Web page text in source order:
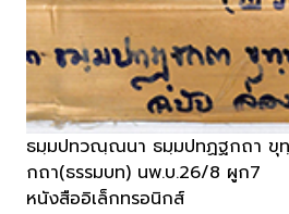
ธมฺมปทวณฺณนา ธมฺมปทฏฐกถา ขุ
กถา(ธรรมบท) นพ.บ.26/8 ผูก7
หนังสืออิเล็กทรอนิกส์